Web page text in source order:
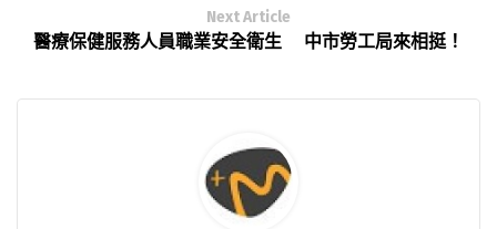
Next Article
醫療保健服務人員職業安全衛生 中市勞工局來相挺！